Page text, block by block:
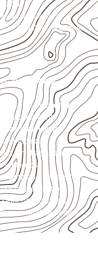
.
de aplicações
a contato frequente
avaliação
de marcenaria
e acabamento.
e divisórias,
técnica.
chapas em
internos.
que necessitam
definidos.
náutico, sem
total.